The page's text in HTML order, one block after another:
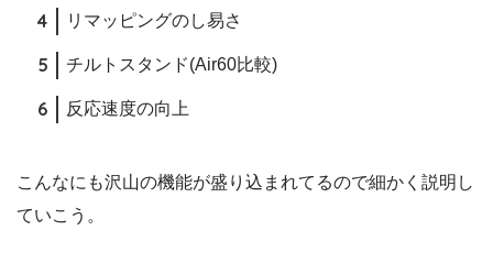
リマッピングのし易さ
チルトスタンド(Air60比較)
反応速度の向上
こんなにも沢山の機能が盛り込まれてるので細かく説明し
ていこう。